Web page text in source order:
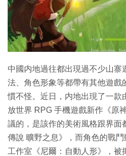
中國内地過往都出現過不少山寨
法、角色形象等都帶有其他遊戲
慣不怪。近日，内地出現了一款
放世界 RPG 手機遊戲新作《原
議的，是該作的美術風格跟界面
傳說 曠野之息》，而角色的戰
工作室《尼爾：自動人形》，被